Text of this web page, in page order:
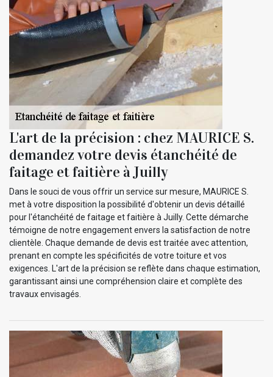
L'art de la précision : chez MAURICE S.
demandez votre devis étanchéité de
faitage et faitière à Juilly
Dans le souci de vous offrir un service sur mesure, MAURICE S.
met à votre disposition la possibilité d'obtenir un devis détaillé
pour l'étanchéité de faitage et faitière à Juilly. Cette démarche
témoigne de notre engagement envers la satisfaction de notre
clientèle. Chaque demande de devis est traitée avec attention,
prenant en compte les spécificités de votre toiture et vos
exigences. L'art de la précision se reflète dans chaque estimation,
garantissant ainsi une compréhension claire et complète des
travaux envisagés.